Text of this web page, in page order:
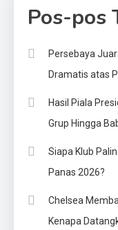
Pos-pos
Persebaya
Dramatis atas
Hasil Piala
Grup Hingga
Siapa Klub
Panas 2026?
Chelsea
Kenapa